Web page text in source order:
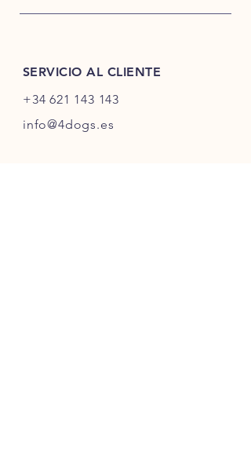
SERVICIO AL CLIENTE
+34 621 143 143
info@4dogs.es